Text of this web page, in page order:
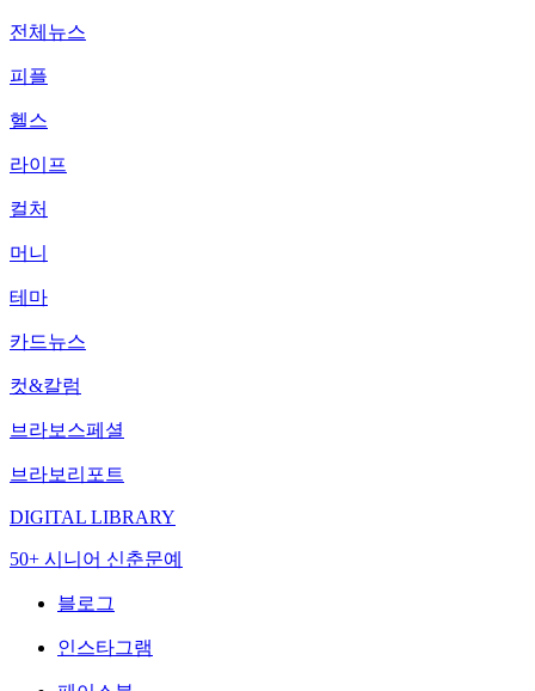
전체뉴스
피플
헬스
라이프
컬처
머니
테마
카드뉴스
컷&칼럼
브라보스페셜
브라보리포트
DIGITAL LIBRARY
50+ 시니어 신춘문예
블로그
인스타그램